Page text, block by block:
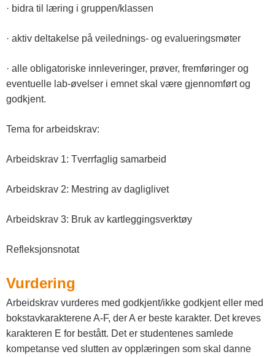
· bidra til læring i gruppen/klassen
· aktiv deltakelse på veilednings- og evalueringsmøter
· alle obligatoriske innleveringer, prøver, fremføringer og
eventuelle lab-øvelser i emnet skal være gjennomført og
godkjent.
Tema for arbeidskrav:
Arbeidskrav 1: Tverrfaglig samarbeid
Arbeidskrav 2: Mestring av dagliglivet
Arbeidskrav 3: Bruk av kartleggingsverktøy
Refleksjonsnotat
Vurdering
Arbeidskrav vurderes med godkjent/ikke godkjent eller med
bokstavkarakterene A-F, der A er beste karakter. Det kreves
karakteren E for bestått. Det er studentenes samlede
kompetanse ved slutten av opplæringen som skal danne